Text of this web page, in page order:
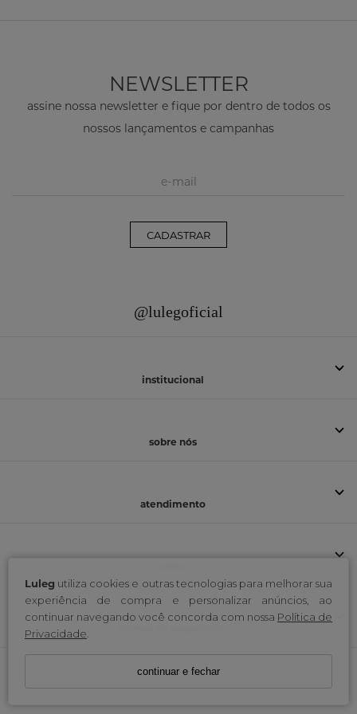
Luleg utiliza cookies e outras tecnologias para melhorar sua
experiência de compra e personalizar anúncios, ao
continuar navegando você concorda com nossa Política de
Privacidade.
continuar e fechar
NEWSLETTER
assine nossa newsletter e fique por dentro de todos os
nossos lançamentos e campanhas
CADASTRAR
@lulegoficial
institucional
sobre nós
atendimento
Luleg / CNPJ: 40.549.839/0002-89